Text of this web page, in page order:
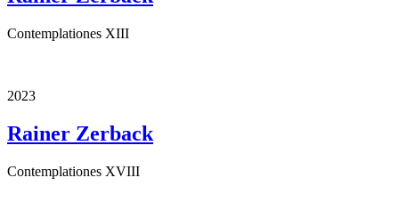
Contemplationes XIII
2023
Rainer Zerback
Contemplationes XVIII